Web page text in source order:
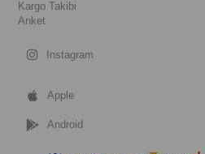
Kargo Takibi
Anket
Instagram
Apple
Android